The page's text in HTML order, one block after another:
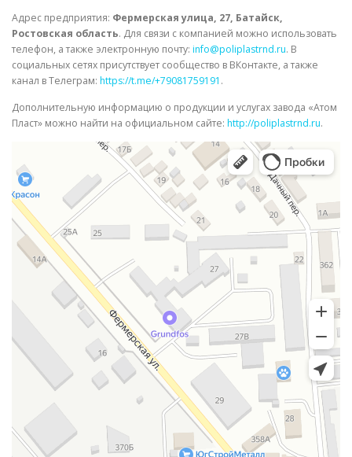
Адрес предприятия: Фермерская улица, 27, Батайск,
Ростовская область. Для связи с компанией можно использовать
телефон, а также электронную почту: info@poliplastrnd.ru. В
социальных сетях присутствует сообщество в ВКонтакте, а также
канал в Телеграм: https://t.me/+79081759191 .
Дополнительную информацию о продукции и услугах завода «Атом
Пласт» можно найти на официальном сайте: http://poliplastrnd.ru.